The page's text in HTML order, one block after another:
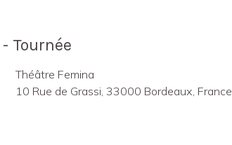
Tournée
Théâtre Femina
10 Rue de Grassi, 33000 Bordeaux, France